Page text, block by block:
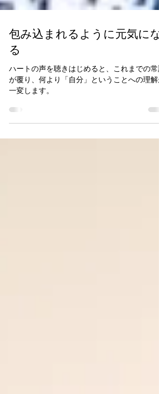
包み込まれるように元気にな
る
ハートの声を聴きはじめると、これまでの常
一変します。